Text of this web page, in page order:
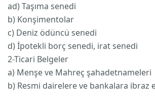
ad) Taşıma senedi
b) Konşimentolar
c) Deniz ödüncü senedi
d) İpotekli borç senedi, irat senedi
2-Ticari Belgeler
a) Menşe ve Mahreç şahadetnameleri
b) Resmi dairelere ve bankalara ibraz